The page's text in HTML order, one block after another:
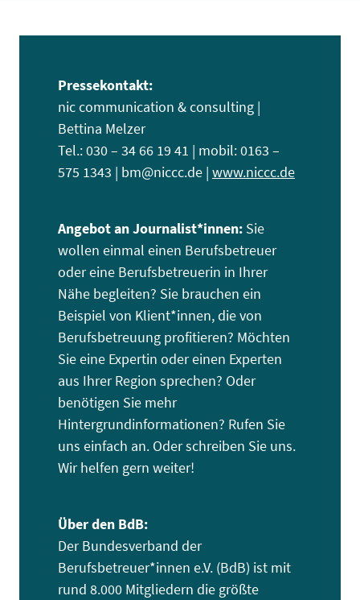
Pressekontakt:
nic communication & consulting |
Bettina Melzer
Tel.: 030 – 34 66 19 41 | mobil: 0163 –
575 1343 | bm@niccc.de | www.niccc.de
Angebot an Journalist*innen: Sie
wollen einmal einen Berufsbetreuer
oder eine Berufsbetreuerin in Ihrer
Nähe begleiten? Sie brauchen ein
Beispiel von Klient*innen, die von
Berufsbetreuung profitieren? Möchten
Sie eine Expertin oder einen Experten
aus Ihrer Region sprechen? Oder
benötigen Sie mehr
Hintergrundinformationen? Rufen Sie
uns einfach an. Oder schreiben Sie uns.
Wir helfen gern weiter!
Über den BdB:
Der Bundesverband der
Berufsbetreuer*innen e.V. (BdB) ist mit
rund 8.000 Mitgliedern die größte